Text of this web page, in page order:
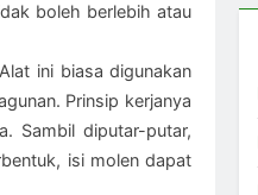
boleh berlebih atau
ini biasa digunakan
Prinsip kerjanya
Sambil diputar-putar,
isi molen dapat